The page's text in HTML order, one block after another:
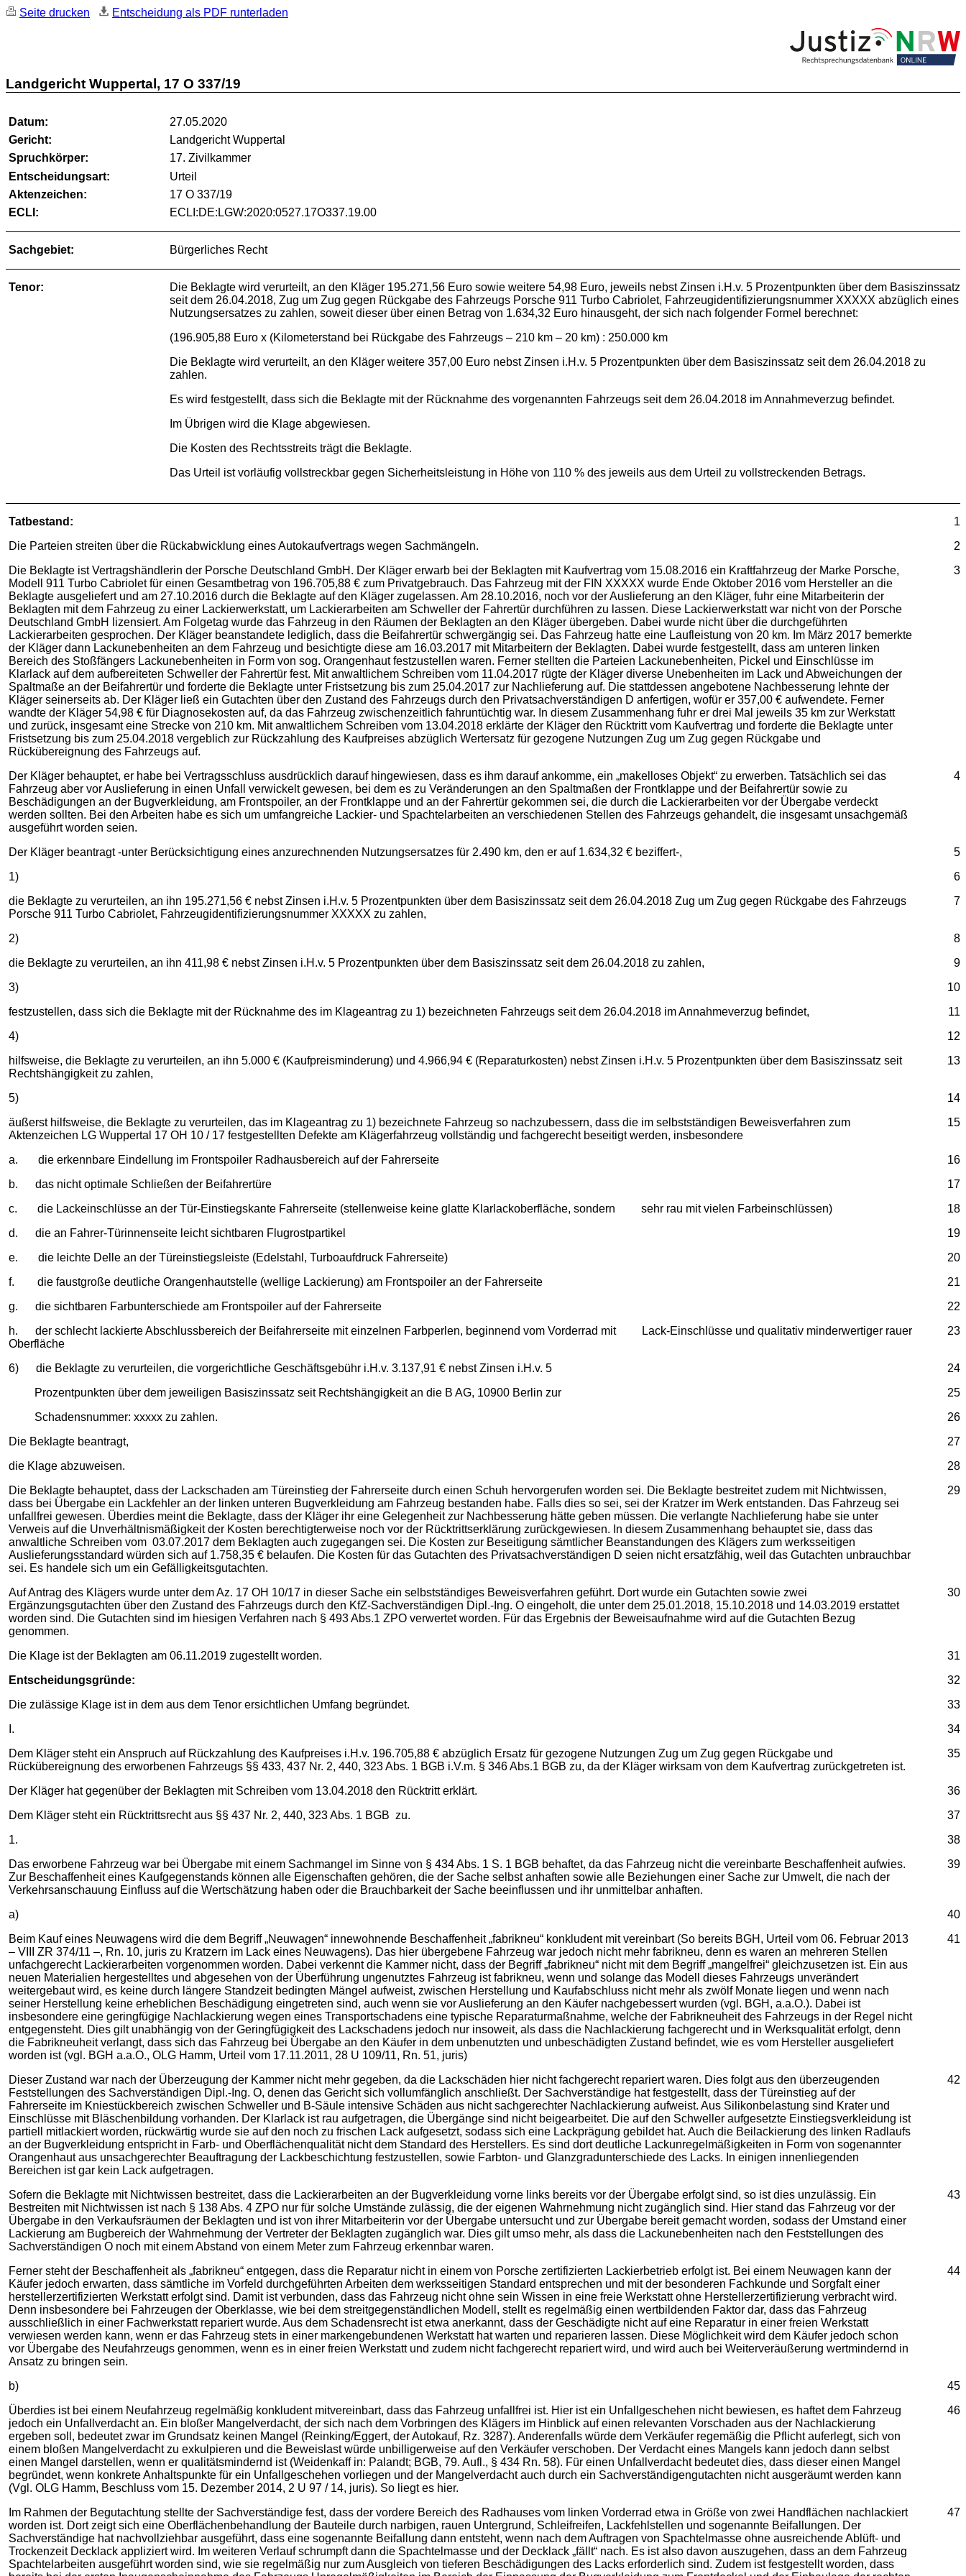
Seite drucken Entscheidung als PDF runterladen
Landgericht Wuppertal, 17 O 337/19
Datum:
27.05.2020
Gericht:
Landgericht Wuppertal
Spruchkörper:
17. Zivilkammer
Entscheidungsart:
Urteil
Aktenzeichen:
17 O 337/19
ECLI:
ECLI:DE:LGW:2020:0527.17O337.19.00
Sachgebiet: Bürgerliches Recht
Tenor:
Die Beklagte wird verurteilt, an den Kläger 195.271,56 Euro sowie weitere 54,98 Euro, jeweils nebst Zinsen i.H.v. 5 Prozentpunkten über dem Basiszinssatz
seit dem 26.04.2018, Zug um Zug gegen Rückgabe des Fahrzeugs Porsche 911 Turbo Cabriolet, Fahrzeugidentifizierungsnummer XXXXX abzüglich eines
Nutzungsersatzes zu zahlen, soweit dieser über einen Betrag von 1.634,32 Euro hinausgeht, der sich nach folgender Formel berechnet:
(196.905,88 Euro x (Kilometerstand bei Rückgabe des Fahrzeugs – 210 km – 20 km) : 250.000 km
Die Beklagte wird verurteilt, an den Kläger weitere 357,00 Euro nebst Zinsen i.H.v. 5 Prozentpunkten über dem Basiszinssatz seit dem 26.04.2018 zu
zahlen.
Es wird festgestellt, dass sich die Beklagte mit der Rücknahme des vorgenannten Fahrzeugs seit dem 26.04.2018 im Annahmeverzug befindet.
Im Übrigen wird die Klage abgewiesen.
Die Kosten des Rechtsstreits trägt die Beklagte.
Das Urteil ist vorläufig vollstreckbar gegen Sicherheitsleistung in Höhe von 110 % des jeweils aus dem Urteil zu vollstreckenden Betrags.
1
Tatbestand:
2
Die Parteien streiten über die Rückabwicklung eines Autokaufvertrags wegen Sachmängeln.
3
Die Beklagte ist Vertragshändlerin der Porsche Deutschland GmbH. Der Kläger erwarb bei der Beklagten mit Kaufvertrag vom 15.08.2016 ein Kraftfahrzeug der Marke Porsche,
Modell 911 Turbo Cabriolet für einen Gesamtbetrag von 196.705,88 € zum Privatgebrauch. Das Fahrzeug mit der FIN XXXXX wurde Ende Oktober 2016 vom Hersteller an die
Beklagte ausgeliefert und am 27.10.2016 durch die Beklagte auf den Kläger zugelassen. Am 28.10.2016, noch vor der Auslieferung an den Kläger, fuhr eine Mitarbeiterin der
Beklagten mit dem Fahrzeug zu einer Lackierwerkstatt, um Lackierarbeiten am Schweller der Fahrertür durchführen zu lassen. Diese Lackierwerkstatt war nicht von der Porsche
Deutschland GmbH lizensiert. Am Folgetag wurde das Fahrzeug in den Räumen der Beklagten an den Kläger übergeben. Dabei wurde nicht über die durchgeführten
Lackierarbeiten gesprochen. Der Kläger beanstandete lediglich, dass die Beifahrertür schwergängig sei. Das Fahrzeug hatte eine Laufleistung von 20 km. Im März 2017 bemerkte
der Kläger dann Lackunebenheiten an dem Fahrzeug und besichtigte diese am 16.03.2017 mit Mitarbeitern der Beklagten. Dabei wurde festgestellt, dass am unteren linken
Bereich des Stoßfängers Lackunebenheiten in Form von sog. Orangenhaut festzustellen waren. Ferner stellten die Parteien Lackunebenheiten, Pickel und Einschlüsse im
Klarlack auf dem aufbereiteten Schweller der Fahrertür fest. Mit anwaltlichem Schreiben vom 11.04.2017 rügte der Kläger diverse Unebenheiten im Lack und Abweichungen der
Spaltmaße an der Beifahrertür und forderte die Beklagte unter Fristsetzung bis zum 25.04.2017 zur Nachlieferung auf. Die stattdessen angebotene Nachbesserung lehnte der
Kläger seinerseits ab. Der Kläger ließ ein Gutachten über den Zustand des Fahrzeugs durch den Privatsachverständigen D anfertigen, wofür er 357,00 € aufwendete. Ferner
wandte der Kläger 54,98 € für Diagnosekosten auf, da das Fahrzeug zwischenzeitlich fahruntüchtig war. In diesem Zusammenhang fuhr er drei Mal jeweils 35 km zur Werkstatt
und zurück, insgesamt eine Strecke von 210 km. Mit anwaltlichem Schreiben vom 13.04.2018 erklärte der Kläger den Rücktritt vom Kaufvertrag und forderte die Beklagte unter
Fristsetzung bis zum 25.04.2018 vergeblich zur Rückzahlung des Kaufpreises abzüglich Wertersatz für gezogene Nutzungen Zug um Zug gegen Rückgabe und
Rückübereignung des Fahrzeugs auf.
4
Der Kläger behauptet, er habe bei Vertragsschluss ausdrücklich darauf hingewiesen, dass es ihm darauf ankomme, ein „makelloses Objekt“ zu erwerben. Tatsächlich sei das
Fahrzeug aber vor Auslieferung in einen Unfall verwickelt gewesen, bei dem es zu Veränderungen an den Spaltmaßen der Frontklappe und der Beifahrertür sowie zu
Beschädigungen an der Bugverkleidung, am Frontspoiler, an der Frontklappe und an der Fahrertür gekommen sei, die durch die Lackierarbeiten vor der Übergabe verdeckt
werden sollten. Bei den Arbeiten habe es sich um umfangreiche Lackier- und Spachtelarbeiten an verschiedenen Stellen des Fahrzeugs gehandelt, die insgesamt unsachgemäß
ausgeführt worden seien.
5
Der Kläger beantragt -unter Berücksichtigung eines anzurechnenden Nutzungsersatzes für 2.490 km, den er auf 1.634,32 € beziffert-,
6
1)
7
die Beklagte zu verurteilen, an ihn 195.271,56 € nebst Zinsen i.H.v. 5 Prozentpunkten über dem Basiszinssatz seit dem 26.04.2018 Zug um Zug gegen Rückgabe des Fahrzeugs
Porsche 911 Turbo Cabriolet, Fahrzeugidentifizierungsnummer XXXXX zu zahlen,
8
2)
9
die Beklagte zu verurteilen, an ihn 411,98 € nebst Zinsen i.H.v. 5 Prozentpunkten über dem Basiszinssatz seit dem 26.04.2018 zu zahlen,
10
3)
11
festzustellen, dass sich die Beklagte mit der Rücknahme des im Klageantrag zu 1) bezeichneten Fahrzeugs seit dem 26.04.2018 im Annahmeverzug befindet,
12
4)
13
hilfsweise, die Beklagte zu verurteilen, an ihn 5.000 € (Kaufpreisminderung) und 4.966,94 € (Reparaturkosten) nebst Zinsen i.H.v. 5 Prozentpunkten über dem Basiszinssatz seit
Rechtshängigkeit zu zahlen,
14
5)
15
äußerst hilfsweise, die Beklagte zu verurteilen, das im Klageantrag zu 1) bezeichnete Fahrzeug so nachzubessern, dass die im selbstständigen Beweisverfahren zum
Aktenzeichen LG Wuppertal 17 OH 10 / 17 festgestellten Defekte am Klägerfahrzeug vollständig und fachgerecht beseitigt werden, insbesondere
16
a. die erkennbare Eindellung im Frontspoiler Radhausbereich auf der Fahrerseite
17
b. das nicht optimale Schließen der Beifahrertüre
18
c. die Lackeinschlüsse an der Tür-Einstiegskante Fahrerseite (stellenweise keine glatte Klarlackoberfläche, sondern sehr rau mit vielen Farbeinschlüssen)
19
d. die an Fahrer-Türinnenseite leicht sichtbaren Flugrostpartikel
20
e. die leichte Delle an der Türeinstiegsleiste (Edelstahl, Turboaufdruck Fahrerseite)
21
f. die faustgroße deutliche Orangenhautstelle (wellige Lackierung) am Frontspoiler an der Fahrerseite
22
g. die sichtbaren Farbunterschiede am Frontspoiler auf der Fahrerseite
23
h. der schlecht lackierte Abschlussbereich der Beifahrerseite mit einzelnen Farbperlen, beginnend vom Vorderrad mit Lack-Einschlüsse und qualitativ minderwertiger rauer
Oberfläche
24
6) die Beklagte zu verurteilen, die vorgerichtliche Geschäftsgebühr i.H.v. 3.137,91 € nebst Zinsen i.H.v. 5
25
Prozentpunkten über dem jeweiligen Basiszinssatz seit Rechtshängigkeit an die B AG, 10900 Berlin zur
26
Schadensnummer: xxxxx zu zahlen.
27
Die Beklagte beantragt,
28
die Klage abzuweisen.
29
Die Beklagte behauptet, dass der Lackschaden am Türeinstieg der Fahrerseite durch einen Schuh hervorgerufen worden sei. Die Beklagte bestreitet zudem mit Nichtwissen,
dass bei Übergabe ein Lackfehler an der linken unteren Bugverkleidung am Fahrzeug bestanden habe. Falls dies so sei, sei der Kratzer im Werk entstanden. Das Fahrzeug sei
unfallfrei gewesen. Überdies meint die Beklagte, dass der Kläger ihr eine Gelegenheit zur Nachbesserung hätte geben müssen. Die verlangte Nachlieferung habe sie unter
Verweis auf die Unverhältnismäßigkeit der Kosten berechtigterweise noch vor der Rücktrittserklärung zurückgewiesen. In diesem Zusammenhang behauptet sie, dass das
anwaltliche Schreiben vom 03.07.2017 dem Beklagten auch zugegangen sei. Die Kosten zur Beseitigung sämtlicher Beanstandungen des Klägers zum werksseitigen
Auslieferungsstandard würden sich auf 1.758,35 € belaufen. Die Kosten für das Gutachten des Privatsachverständigen D seien nicht ersatzfähig, weil das Gutachten unbrauchbar
sei. Es handele sich um ein Gefälligkeitsgutachten.
30
Auf Antrag des Klägers wurde unter dem Az. 17 OH 10/17 in dieser Sache ein selbstständiges Beweisverfahren geführt. Dort wurde ein Gutachten sowie zwei
Ergänzungsgutachten über den Zustand des Fahrzeugs durch den KfZ-Sachverständigen Dipl.-Ing. O eingeholt, die unter dem 25.01.2018, 15.10.2018 und 14.03.2019 erstattet
worden sind. Die Gutachten sind im hiesigen Verfahren nach § 493 Abs.1 ZPO verwertet worden. Für das Ergebnis der Beweisaufnahme wird auf die Gutachten Bezug
genommen.
31
Die Klage ist der Beklagten am 06.11.2019 zugestellt worden.
32
Entscheidungsgründe:
33
Die zulässige Klage ist in dem aus dem Tenor ersichtlichen Umfang begründet.
34
I.
35
Dem Kläger steht ein Anspruch auf Rückzahlung des Kaufpreises i.H.v. 196.705,88 € abzüglich Ersatz für gezogene Nutzungen Zug um Zug gegen Rückgabe und
Rückübereignung des erworbenen Fahrzeugs §§ 433, 437 Nr. 2, 440, 323 Abs. 1 BGB i.V.m. § 346 Abs.1 BGB zu, da der Kläger wirksam von dem Kaufvertrag zurückgetreten ist.
36
Der Kläger hat gegenüber der Beklagten mit Schreiben vom 13.04.2018 den Rücktritt erklärt.
37
Dem Kläger steht ein Rücktrittsrecht aus §§ 437 Nr. 2, 440, 323 Abs. 1 BGB zu.
38
1.
39
Das erworbene Fahrzeug war bei Übergabe mit einem Sachmangel im Sinne von § 434 Abs. 1 S. 1 BGB behaftet, da das Fahrzeug nicht die vereinbarte Beschaffenheit aufwies.
Zur Beschaffenheit eines Kaufgegenstands können alle Eigenschaften gehören, die der Sache selbst anhaften sowie alle Beziehungen einer Sache zur Umwelt, die nach der
Verkehrsanschauung Einfluss auf die Wertschätzung haben oder die Brauchbarkeit der Sache beeinflussen und ihr unmittelbar anhaften.
40
a)
41
Beim Kauf eines Neuwagens wird die dem Begriff „Neuwagen“ innewohnende Beschaffenheit „fabrikneu“ konkludent mit vereinbart (So bereits BGH, Urteil vom 06. Februar 2013
– VIII ZR 374/11 –, Rn. 10, juris zu Kratzern im Lack eines Neuwagens). Das hier übergebene Fahrzeug war jedoch nicht mehr fabrikneu, denn es waren an mehreren Stellen
unfachgerecht Lackierarbeiten vorgenommen worden. Dabei verkennt die Kammer nicht, dass der Begriff „fabrikneu“ nicht mit dem Begriff „mangelfrei“ gleichzusetzen ist. Ein aus
neuen Materialien hergestelltes und abgesehen von der Überführung ungenutztes Fahrzeug ist fabrikneu, wenn und solange das Modell dieses Fahrzeugs unverändert
weitergebaut wird, es keine durch längere Standzeit bedingten Mängel aufweist, zwischen Herstellung und Kaufabschluss nicht mehr als zwölf Monate liegen und wenn nach
seiner Herstellung keine erheblichen Beschädigung eingetreten sind, auch wenn sie vor Auslieferung an den Käufer nachgebessert wurden (vgl. BGH, a.a.O.). Dabei ist
insbesondere eine geringfügige Nachlackierung wegen eines Transportschadens eine typische Reparaturmaßnahme, welche der Fabrikneuheit des Fahrzeugs in der Regel nicht
entgegensteht. Dies gilt unabhängig von der Geringfügigkeit des Lackschadens jedoch nur insoweit, als dass die Nachlackierung fachgerecht und in Werksqualität erfolgt, denn
die Fabrikneuheit verlangt, dass sich das Fahrzeug bei Übergabe an den Käufer in dem unbenutzten und unbeschädigten Zustand befindet, wie es vom Hersteller ausgeliefert
worden ist (vgl. BGH a.a.O., OLG Hamm, Urteil vom 17.11.2011, 28 U 109/11, Rn. 51, juris)
42
Dieser Zustand war nach der Überzeugung der Kammer nicht mehr gegeben, da die Lackschäden hier nicht fachgerecht repariert waren. Dies folgt aus den überzeugenden
Feststellungen des Sachverständigen Dipl.-Ing. O, denen das Gericht sich vollumfänglich anschließt. Der Sachverständige hat festgestellt, dass der Türeinstieg auf der
Fahrerseite im Kniestückbereich zwischen Schweller und B-Säule intensive Schäden aus nicht sachgerechter Nachlackierung aufweist. Aus Silikonbelastung sind Krater und
Einschlüsse mit Bläschenbildung vorhanden. Der Klarlack ist rau aufgetragen, die Übergänge sind nicht beigearbeitet. Die auf den Schweller aufgesetzte Einstiegsverkleidung ist
partiell mitlackiert worden, rückwärtig wurde sie auf den noch zu frischen Lack aufgesetzt, sodass sich eine Lackprägung gebildet hat. Auch die Beilackierung des linken Radlaufs
an der Bugverkleidung entspricht in Farb- und Oberflächenqualität nicht dem Standard des Herstellers. Es sind dort deutliche Lackunregelmäßigkeiten in Form von sogenannter
Orangenhaut aus unsachgerechter Beauftragung der Lackbeschichtung festzustellen, sowie Farbton- und Glanzgradunterschiede des Lacks. In einigen innenliegenden
Bereichen ist gar kein Lack aufgetragen.
43
Sofern die Beklagte mit Nichtwissen bestreitet, dass die Lackierarbeiten an der Bugverkleidung vorne links bereits vor der Übergabe erfolgt sind, so ist dies unzulässig. Ein
Bestreiten mit Nichtwissen ist nach § 138 Abs. 4 ZPO nur für solche Umstände zulässig, die der eigenen Wahrnehmung nicht zugänglich sind. Hier stand das Fahrzeug vor der
Übergabe in den Verkaufsräumen der Beklagten und ist von ihrer Mitarbeiterin vor der Übergabe untersucht und zur Übergabe bereit gemacht worden, sodass der Umstand einer
Lackierung am Bugbereich der Wahrnehmung der Vertreter der Beklagten zugänglich war. Dies gilt umso mehr, als dass die Lackunebenheiten nach den Feststellungen des
Sachverständigen O noch mit einem Abstand von einem Meter zum Fahrzeug erkennbar waren.
44
Ferner steht der Beschaffenheit als „fabrikneu“ entgegen, dass die Reparatur nicht in einem von Porsche zertifizierten Lackierbetrieb erfolgt ist. Bei einem Neuwagen kann der
Käufer jedoch erwarten, dass sämtliche im Vorfeld durchgeführten Arbeiten dem werksseitigen Standard entsprechen und mit der besonderen Fachkunde und Sorgfalt einer
herstellerzertifizierten Werkstatt erfolgt sind. Damit ist verbunden, dass das Fahrzeug nicht ohne sein Wissen in eine freie Werkstatt ohne Herstellerzertifizierung verbracht wird.
Denn insbesondere bei Fahrzeugen der Oberklasse, wie bei dem streitgegenständlichen Modell, stellt es regelmäßig einen wertbildenden Faktor dar, dass das Fahrzeug
ausschließlich in einer Fachwerkstatt repariert wurde. Aus dem Schadensrecht ist etwa anerkannt, dass der Geschädigte nicht auf eine Reparatur in einer freien Werkstatt
verwiesen werden kann, wenn er das Fahrzeug stets in einer markengebundenen Werkstatt hat warten und reparieren lassen. Diese Möglichkeit wird dem Käufer jedoch schon
vor Übergabe des Neufahrzeugs genommen, wenn es in einer freien Werkstatt und zudem nicht fachgerecht repariert wird, und wird auch bei Weiterveräußerung wertmindernd in
Ansatz zu bringen sein.
45
b)
46
Überdies ist bei einem Neufahrzeug regelmäßig konkludent mitvereinbart, dass das Fahrzeug unfallfrei ist. Hier ist ein Unfallgeschehen nicht bewiesen, es haftet dem Fahrzeug
jedoch ein Unfallverdacht an. Ein bloßer Mangelverdacht, der sich nach dem Vorbringen des Klägers im Hinblick auf einen relevanten Vorschaden aus der Nachlackierung
ergeben soll, bedeutet zwar im Grundsatz keinen Mangel (Reinking/Eggert, der Autokauf, Rz. 3287). Anderenfalls würde dem Verkäufer regemäßig die Pflicht auferlegt, sich von
einem bloßen Mangelverdacht zu exkulpieren und die Beweislast würde unbilligerweise auf den Verkäufer verschoben. Der Verdacht eines Mangels kann jedoch dann selbst
einen Mangel darstellen, wenn er qualitätsmindernd ist (Weidenkaff in: Palandt; BGB, 79. Aufl., § 434 Rn. 58). Für einen Unfallverdacht bedeutet dies, dass dieser einen Mangel
begründet, wenn konkrete Anhaltspunkte für ein Unfallgeschehen vorliegen und der Mangelverdacht auch durch ein Sachverständigengutachten nicht ausgeräumt werden kann
(Vgl. OLG Hamm, Beschluss vom 15. Dezember 2014, 2 U 97 / 14, juris). So liegt es hier.
47
Im Rahmen der Begutachtung stellte der Sachverständige fest, dass der vordere Bereich des Radhauses vom linken Vorderrad etwa in Größe von zwei Handflächen nachlackiert
worden ist. Dort zeigt sich eine Oberflächenbehandlung der Bauteile durch narbigen, rauen Untergrund, Schleifreifen, Lackfehlstellen und sogenannte Beifallungen. Der
Sachverständige hat nachvollziehbar ausgeführt, dass eine sogenannte Beifallung dann entsteht, wenn nach dem Auftragen von Spachtelmasse ohne ausreichende Ablüft- und
Trockenzeit Decklack appliziert wird. Im weiteren Verlauf schrumpft dann die Spachtelmasse und der Decklack „fällt“ nach. Es ist also davon auszugehen, dass an dem Fahrzeug
Spachtelarbeiten ausgeführt worden sind, wie sie regelmäßig nur zum Ausgleich von tieferen Beschädigungen des Lacks erforderlich sind. Zudem ist festgestellt worden, dass